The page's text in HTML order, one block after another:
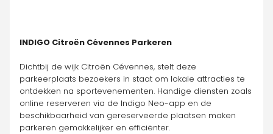
INDIGO Citroën Cévennes Parkeren
Dichtbij de wijk Citroën Cévennes, stelt deze
parkeerplaats bezoekers in staat om lokale attracties te
ontdekken na sportevenementen. Handige diensten zoals
online reserveren via de Indigo Neo-app en de
beschikbaarheid van gereserveerde plaatsen maken
parkeren gemakkelijker en efficiënter.